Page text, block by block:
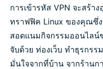
การเข้ารหัส VPN จะสร้า
ทราฟฟิค Linux ของคุณซึ่ง
สอดแนมกิจกรรมออนไล
จับด้วย ท่องเว็บ ทำธุรกร
มั่นใจจากที่บ้าน จากร้าน